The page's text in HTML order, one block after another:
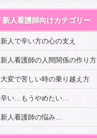
新人看護師向けカテゴリー
新人で辛い方の心の支え
新人看護師の人間関係の作り方
大変で苦しい時の乗り越え方
辛い…もうやめたい…
新人看護師の悩み…